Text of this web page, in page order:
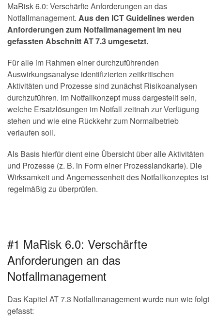
MaRisk 6.0: Verschärfte Anforderungen an das
Notfallmanagement. Aus den ICT Guidelines werden
Anforderungen zum Notfallmanagement im neu
gefassten Abschnitt AT 7.3 umgesetzt.
Für alle im Rahmen einer durchzuführenden
Auswirkungsanalyse identifizierten zeitkritischen
Aktivitäten und Prozesse sind zunächst Risikoanalysen
durchzuführen. Im Notfallkonzept muss dargestellt sein,
welche Ersatzlösungen im Notfall zeitnah zur Verfügung
stehen und wie eine Rückkehr zum Normalbetrieb
verlaufen soll.
Als Basis hierfür dient eine Übersicht über alle Aktivitäten
und Prozesse (z. B. in Form einer Prozesslandkarte). Die
Wirksamkeit und Angemessenheit des Notfallkonzeptes ist
regelmäßig zu überprüfen.
#1 MaRisk 6.0: Verschärfte
Anforderungen an das
Notfallmanagement
Das Kapitel AT 7.3 Notfallmanagement wurde nun wie folgt
gefasst: